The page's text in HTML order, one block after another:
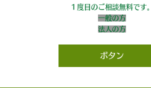
１度目のご相談無料です。
一般の方
法人の方
ボタン